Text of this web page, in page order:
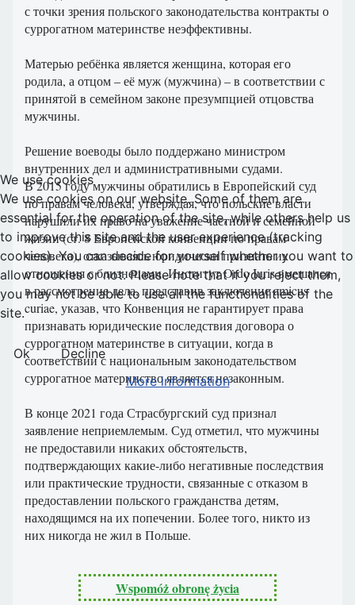
с точки зрения польского законодательства контракты о
суррогатном материнстве неэффективны.
Матерью ребёнка является женщина, которая его
родила, а отцом – её муж (мужчина) – в соответствии с
принятой в семейном законе презумпцией отцовства
мужчины.
Решение воеводы было поддержано министром
внутренних дел и административными судами.
В 2015 году мужчины обратились в Европейский суд
по правам человека, утверждая, что польские власти
нарушили их право на уважение частной и семейной
жизни (ст. 8 Европейской конвенции по правам
человека), отказываясь юридически признать их
отношения с близнецами. Институт Ordo Iuris вмешался
в рассмотрение дела, представив заключение amicus
curiae, указав, что Конвенция не гарантирует права
признавать юридические последствия договора о
суррогатном материнстве в ситуации, когда в
соответствии с национальным законодательством
суррогатное материнство является незаконным.
В конце 2021 года Страсбургский суд признал
заявление неприемлемым. Суд отметил, что мужчины
не предоставили никаких обстоятельств,
подтверждающих какие-либо негативные последствия
или практические трудности, связанные с отказом в
предоставлении польского гражданства детям,
находящимся на их попечении. Более того, никто из
них никогда не жил в Польше.
Wspomóż obronę życia
We use cookies
We use cookies on our website. Some of them are
essential for the operation of the site, while others help us
to improve this site and the user experience (tracking
cookies). You can decide for yourself whether you want to
allow cookies or not. Please note that if you reject them,
you may not be able to use all the functionalities of the
site.
Ok
Decline
More information